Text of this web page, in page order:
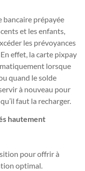
bancaire prépayée
et les enfants,
les prévoyances
effet, la carte pixpay
lorsque
quand le solde
à nouveau pour
faut la recharger.
hautement
pour offrir à
optimal.